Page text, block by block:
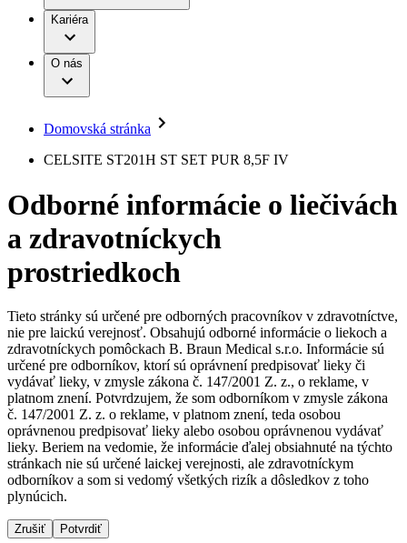
Terapie
Kontinencia a urológia
Liečba bolesti
Miniinvazívna chirurgia
Nutričná terapia
Onkológia
Ortopédia
Prevencia a kontrola infekcií
Spinálna chirurgia
Starostlivosť o rany
Uzatváranie rán
Riešenia
Terapie
B. Braun Avitum
Ochorenia
Služby pre pacientov
Dialyzačné strediská
B. Braun Avitum poskytuje kvalitnú dialyzačnú starostlivosť
vo všetkých svojich strediskách na Slovensku. Viac
informácií nájdete na stránke jednotlivých stredísk.
Práca a kariéra
Naša kultúra
Vaša príležitosť
Nájdite si prácu u nás​
Objavte svoje kariérne príležitosti ​v B. Braun. Vyhľadajte náš
trh práce​ pre zaujímavé pozície na Slovensku.​
Zodpovednosť
Médiá
Tlačové správy
Kontakt
Kontaktný formulár
Spoločnosť
Médiá
Kontakt
Kariéra
O nás
Domovská stránka
CELSITE ST201H ST SET PUR 8,5F IV
Odborné informácie o liečivách
a zdravotníckych
prostriedkoch
Tieto stránky sú určené pre odborných pracovníkov v zdravotníctve,
nie pre laickú verejnosť. Obsahujú odborné informácie o liekoch a
zdravotníckych pomôckach B. Braun Medical s.r.o. Informácie sú
určené pre odborníkov, ktorí sú oprávnení predpisovať lieky či
vydávať lieky, v zmysle zákona č. 147/2001 Z. z., o reklame, v
platnom znení. Potvrdzujem, že som odborníkom v zmysle zákona
č. 147/2001 Z. z. o reklame, v platnom znení, teda osobou
oprávnenou predpisovať lieky alebo osobou oprávnenou vydávať
lieky. Beriem na vedomie, že informácie ďalej obsiahnuté na týchto
stránkach nie sú určené laickej verejnosti, ale zdravotníckym
odborníkov a som si vedomý všetkých rizík a dôsledkov z toho
plynúcich.
Zrušiť Potvrdiť